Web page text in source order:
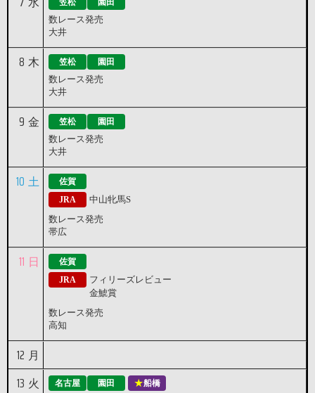
笠松 園田
数レース発売
大井
8 木 笠松 園田
数レース発売
大井
9 金 笠松 園田
数レース発売
大井
10 土
佐賀
JRA
中山牝馬S
数レース発売
帯広
11 日
佐賀
JRA
フィリーズレビュー
金鯱賞
数レース発売
高知
12 月
13 火 名古屋 園田 船橋